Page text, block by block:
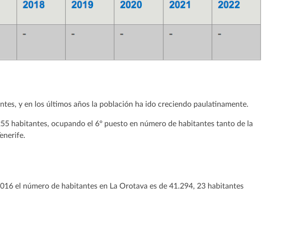
y en los últimos años la población ha ido creciendo paulatinamente.
habitantes, ocupando el 6º puesto en número de habitantes tanto de la
el número de habitantes en La Orotava es de 41.294, 23 habitantes